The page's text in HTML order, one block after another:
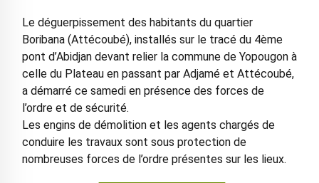
Le déguerpissement des habitants du quartier
Boribana (Attécoubé), installés sur le tracé du 4ème
pont d’Abidjan devant relier la commune de Yopougon à
celle du Plateau en passant par Adjamé et Attécoubé,
a démarré ce samedi en présence des forces de
l’ordre et de sécurité.
Les engins de démolition et les agents chargés de
conduire les travaux sont sous protection de
nombreuses forces de l’ordre présentes sur les lieux.